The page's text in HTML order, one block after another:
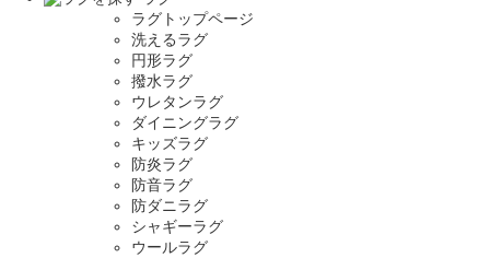
ラグトップページ
洗えるラグ
円形ラグ
撥水ラグ
ウレタンラグ
ダイニングラグ
キッズラグ
防炎ラグ
防音ラグ
防ダニラグ
シャギーラグ
ウールラグ